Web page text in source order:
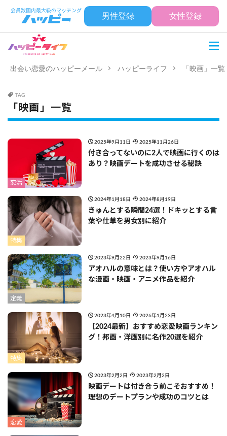
男性登録 女性登録
出会い恋愛のハッピーメール ハッピーライフ 「映画」一覧
TAG
「映画」一覧
恋活
2025年9月11日 2025年11月26日
付き合ってないのに2人で映画に行くのは
あり？映画デートを成功させる秘訣
特集
2024年1月18日 2024年8月19日
きゅんとする瞬間24選！ドキッとする言
葉や仕草を男女別に紹介
定義
2023年9月22日 2023年9月16日
アオハルの意味とは？使い方やアオハル
な漫画・映画・アニメ作品を紹介
特集
2023年4月10日 2026年1月23日
【2024最新】おすすめ恋愛映画ランキン
グ！邦画・洋画別に名作20選を紹介
恋愛
2023年2月2日 2023年2月2日
映画デートは付き合う前こそおすすめ！
理想のデートプランや成功のコツとは